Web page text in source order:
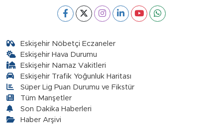
Eskişehir Nöbetçi Eczaneler
Eskişehir Hava Durumu
Eskişehir Namaz Vakitleri
Eskişehir Trafik Yoğunluk Haritası
Süper Lig Puan Durumu ve Fikstür
Tüm Manşetler
Son Dakika Haberleri
Haber Arşivi